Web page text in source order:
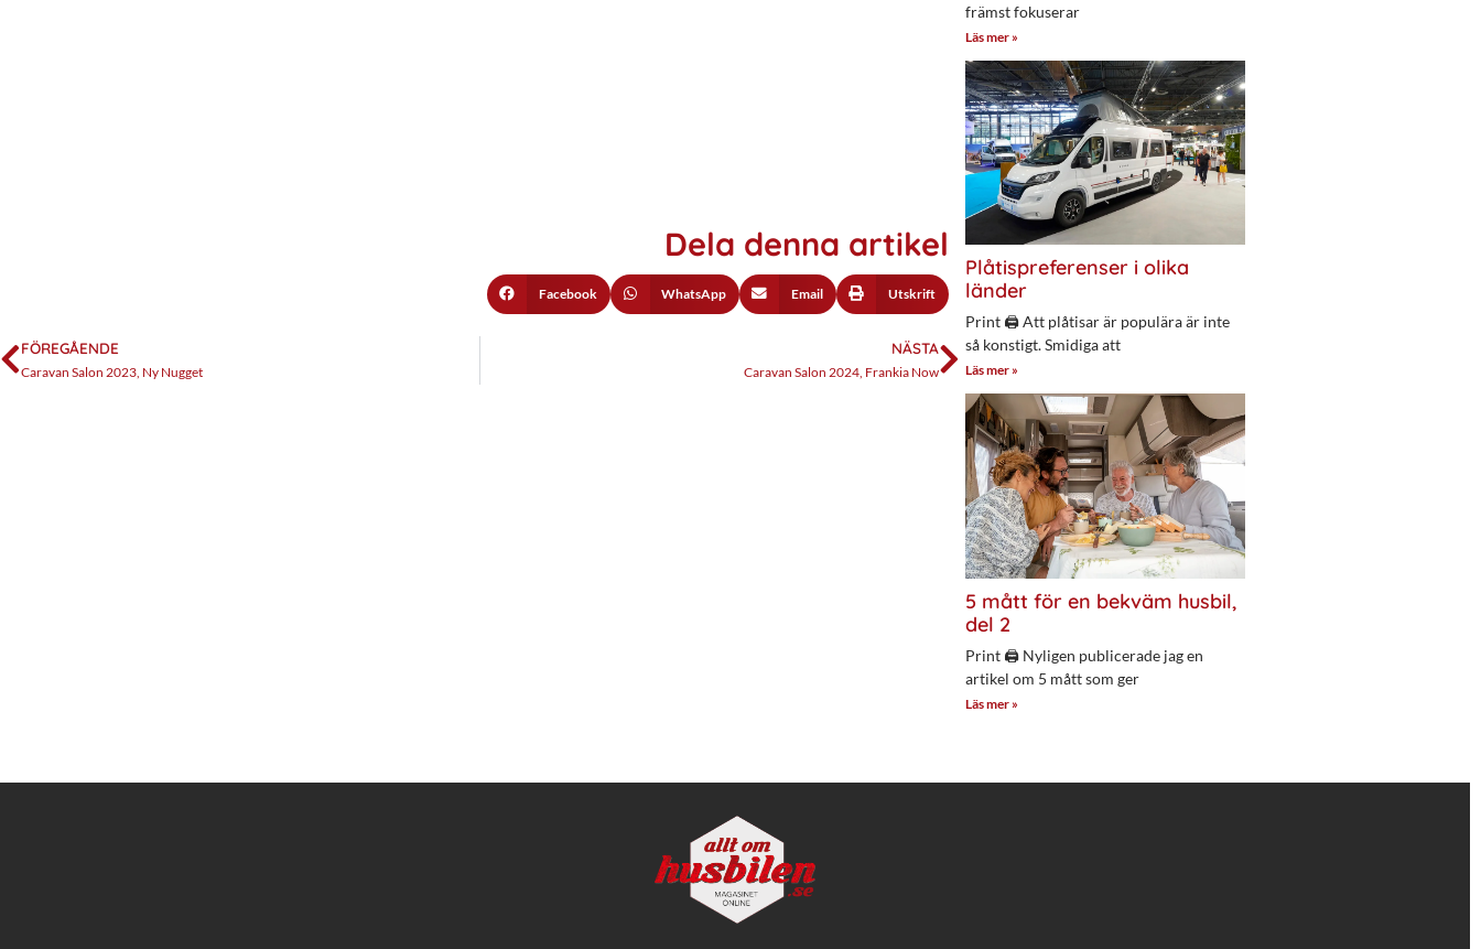
Dela denna artikel
Facebook WhatsApp Email Utskrift
FÖREGÅENDE
Caravan Salon 2023, Ny Nugget
NÄSTA
Caravan Salon 2024, Frankia Now
främst fokuserar
Läs mer »
Plåtispreferenser i olika
länder
Print 🖨 Att plåtisar är populära är inte
så konstigt. Smidiga att
Läs mer »
5 mått för en bekväm husbil,
del 2
Print 🖨 Nyligen publicerade jag en
artikel om 5 mått som ger
Läs mer »